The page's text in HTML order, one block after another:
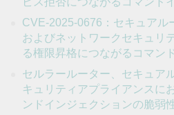
CVE-2025-0676：セキュアル
およびネットワークセキュリ
る権限昇格につながるコマン
セルラールーター、セキュア
キュリティアプライアンスに
ンドインジェクションの脆弱